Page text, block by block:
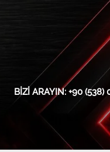
BIZI ARAYIN: +90 (538)